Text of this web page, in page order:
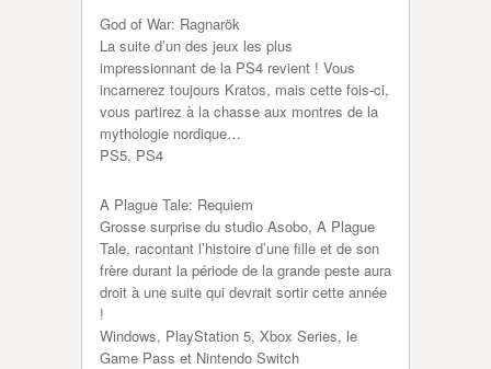
God of War: Ragnarök
La suite d’un des jeux les plus
impressionnant de la PS4 revient ! Vous
incarnerez toujours Kratos, mais cette fois-ci,
vous partirez à la chasse aux montres de la
mythologie nordique…
PS5, PS4
A Plague Tale: Requiem
Grosse surprise du studio Asobo, A Plague
Tale, racontant l’histoire d’une fille et de son
frère durant la période de la grande peste aura
droit à une suite qui devrait sortir cette année
!
Windows, PlayStation 5, Xbox Series, le
Game Pass et Nintendo Switch